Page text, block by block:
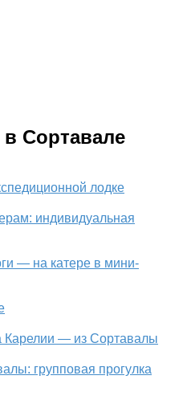
в Сортавале
лодке
индивидуальная
— на катере в мини-
Карелии — из Сортавалы
групповая прогулка